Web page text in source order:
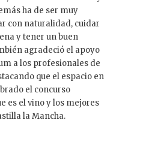
ha de ser muy
con naturalidad, cuidar
y tener un buen
agradeció el apoyo
a los profesionales de
que el espacio en
el concurso
es el vino y los mejores
la Mancha.